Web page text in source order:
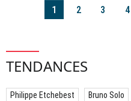
1 2 3 4
TENDANCES
Philippe Etchebest Bruno Solo